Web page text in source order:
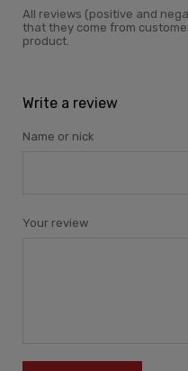
All reviews (positive and
that they come from
product.
Write a review
Name or nick
Your review